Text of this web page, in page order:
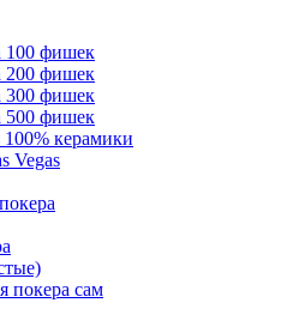
100 фишек
200 фишек
300 фишек
500 фишек
керамики
Vegas
покера сам